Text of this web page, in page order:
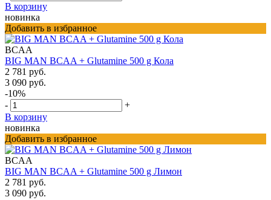
В корзину
новинка
Добавить в избранное
BCAA
BIG MAN BCAA + Glutamine 500 g Кола
2 781 руб.
3 090 руб.
-10%
-
+
В корзину
новинка
Добавить в избранное
BCAA
BIG MAN BCAA + Glutamine 500 g Лимон
2 781 руб.
3 090 руб.